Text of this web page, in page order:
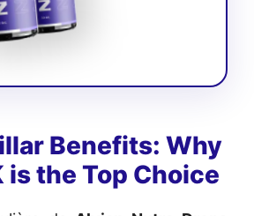
Benefits: Why
is the Top Choice